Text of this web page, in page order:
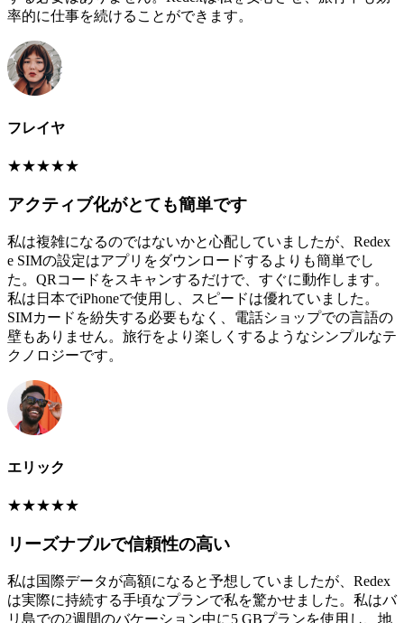
率的に仕事を続けることができます。
フレイヤ
★★★★★
アクティブ化がとても簡単です
私は複雑になるのではないかと心配していましたが、Redex
e SIMの設定はアプリをダウンロードするよりも簡単でし
た。QRコードをスキャンするだけで、すぐに動作します。
私は日本でiPhoneで使用し、スピードは優れていました。
SIMカードを紛失する必要もなく、電話ショップでの言語の
壁もありません。旅行をより楽しくするようなシンプルなテ
クノロジーです。
エリック
★★★★★
リーズナブルで信頼性の高い
私は国際データが高額になると予想していましたが、Redex
は実際に持続する手頃なプランで私を驚かせました。私はバ
リ島での2週間のバケーション中に5 GBプランを使用し、地